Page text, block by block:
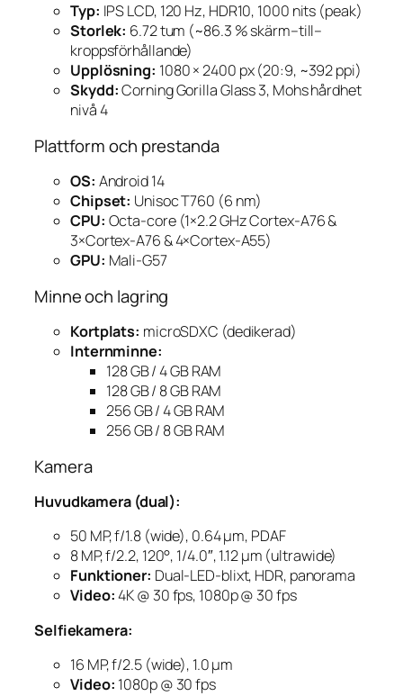
Typ: IPS LCD, 120 Hz, HDR10, 1000 nits (peak)
Storlek: 6.72 tum (~86.3 % skärm–till–
kroppsförhållande)
Upplösning: 1080 × 2400 px (20:9, ~392 ppi)
Skydd:Corning Gorilla Glass 3, Mohs hårdhet
nivå 4
Plattform och prestanda
OS: Android 14
Chipset: Unisoc T760 (6 nm)
CPU: Octa-core (1×2.2 GHz Cortex-A76 &
3×Cortex-A76 & 4×Cortex-A55)
GPU: Mali-G57
Minne och lagring
Kortplats: microSDXC (dedikerad)
Internminne:
128 GB / 4 GB RAM
128 GB / 8 GB RAM
256 GB / 4 GB RAM
256 GB / 8 GB RAM
Kamera
Huvudkamera (dual):
50 MP, f/1.8 (wide), 0.64 µm, PDAF
8 MP, f/2.2, 120°, 1/4.0″, 1.12 µm (ultrawide)
Funktioner: Dual-LED-blixt, HDR, panorama
Video:4K @ 30 fps, 1080p @ 30 fps
Selfiekamera:
16 MP, f/2.5 (wide), 1.0 µm
Video: 1080p @ 30 fps